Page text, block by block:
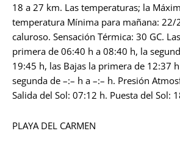
18 a 27 km. Las temperaturas; la
temperatura Mínima para mañana: 22/
caluroso. Sensación Térmica: 30 GC.
primera de 06:40 h a 08:40 h, la
19:45 h, las Bajas la primera de 12:37
segunda de –:– h a –:– h. Presión
Salida del Sol: 07:12 h. Puesta del Sol:
PLAYA DEL CARMEN